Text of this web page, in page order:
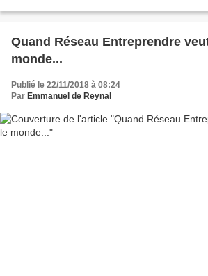
Quand Réseau Entreprendre
monde...
Publié le 22/11/2018 à 08:24
Par Emmanuel de Reynal